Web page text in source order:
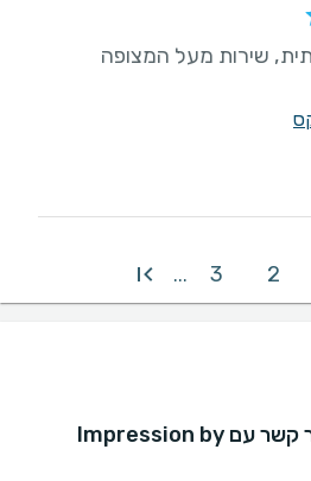
שירות מעל המצופה
2
3
...
באיזה טלפון ניתן ליצור קשר עם Impression by